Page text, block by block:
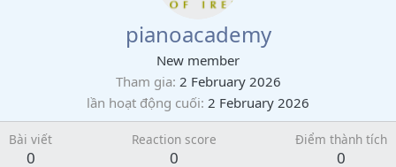
pianoacademy
New member
Tham gia 2 February 2026
lần hoạt động cuối 2 February 2026
Bài viết
0
Reaction score
0
Điểm thành tích
0